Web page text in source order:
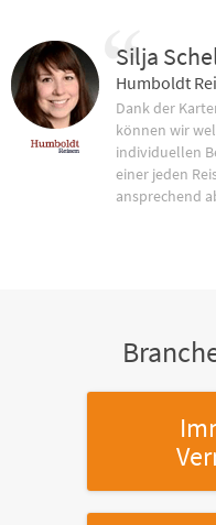
Silja
Humboldt
Dank der
können wir
individuellen
einer jeden
ansprechend